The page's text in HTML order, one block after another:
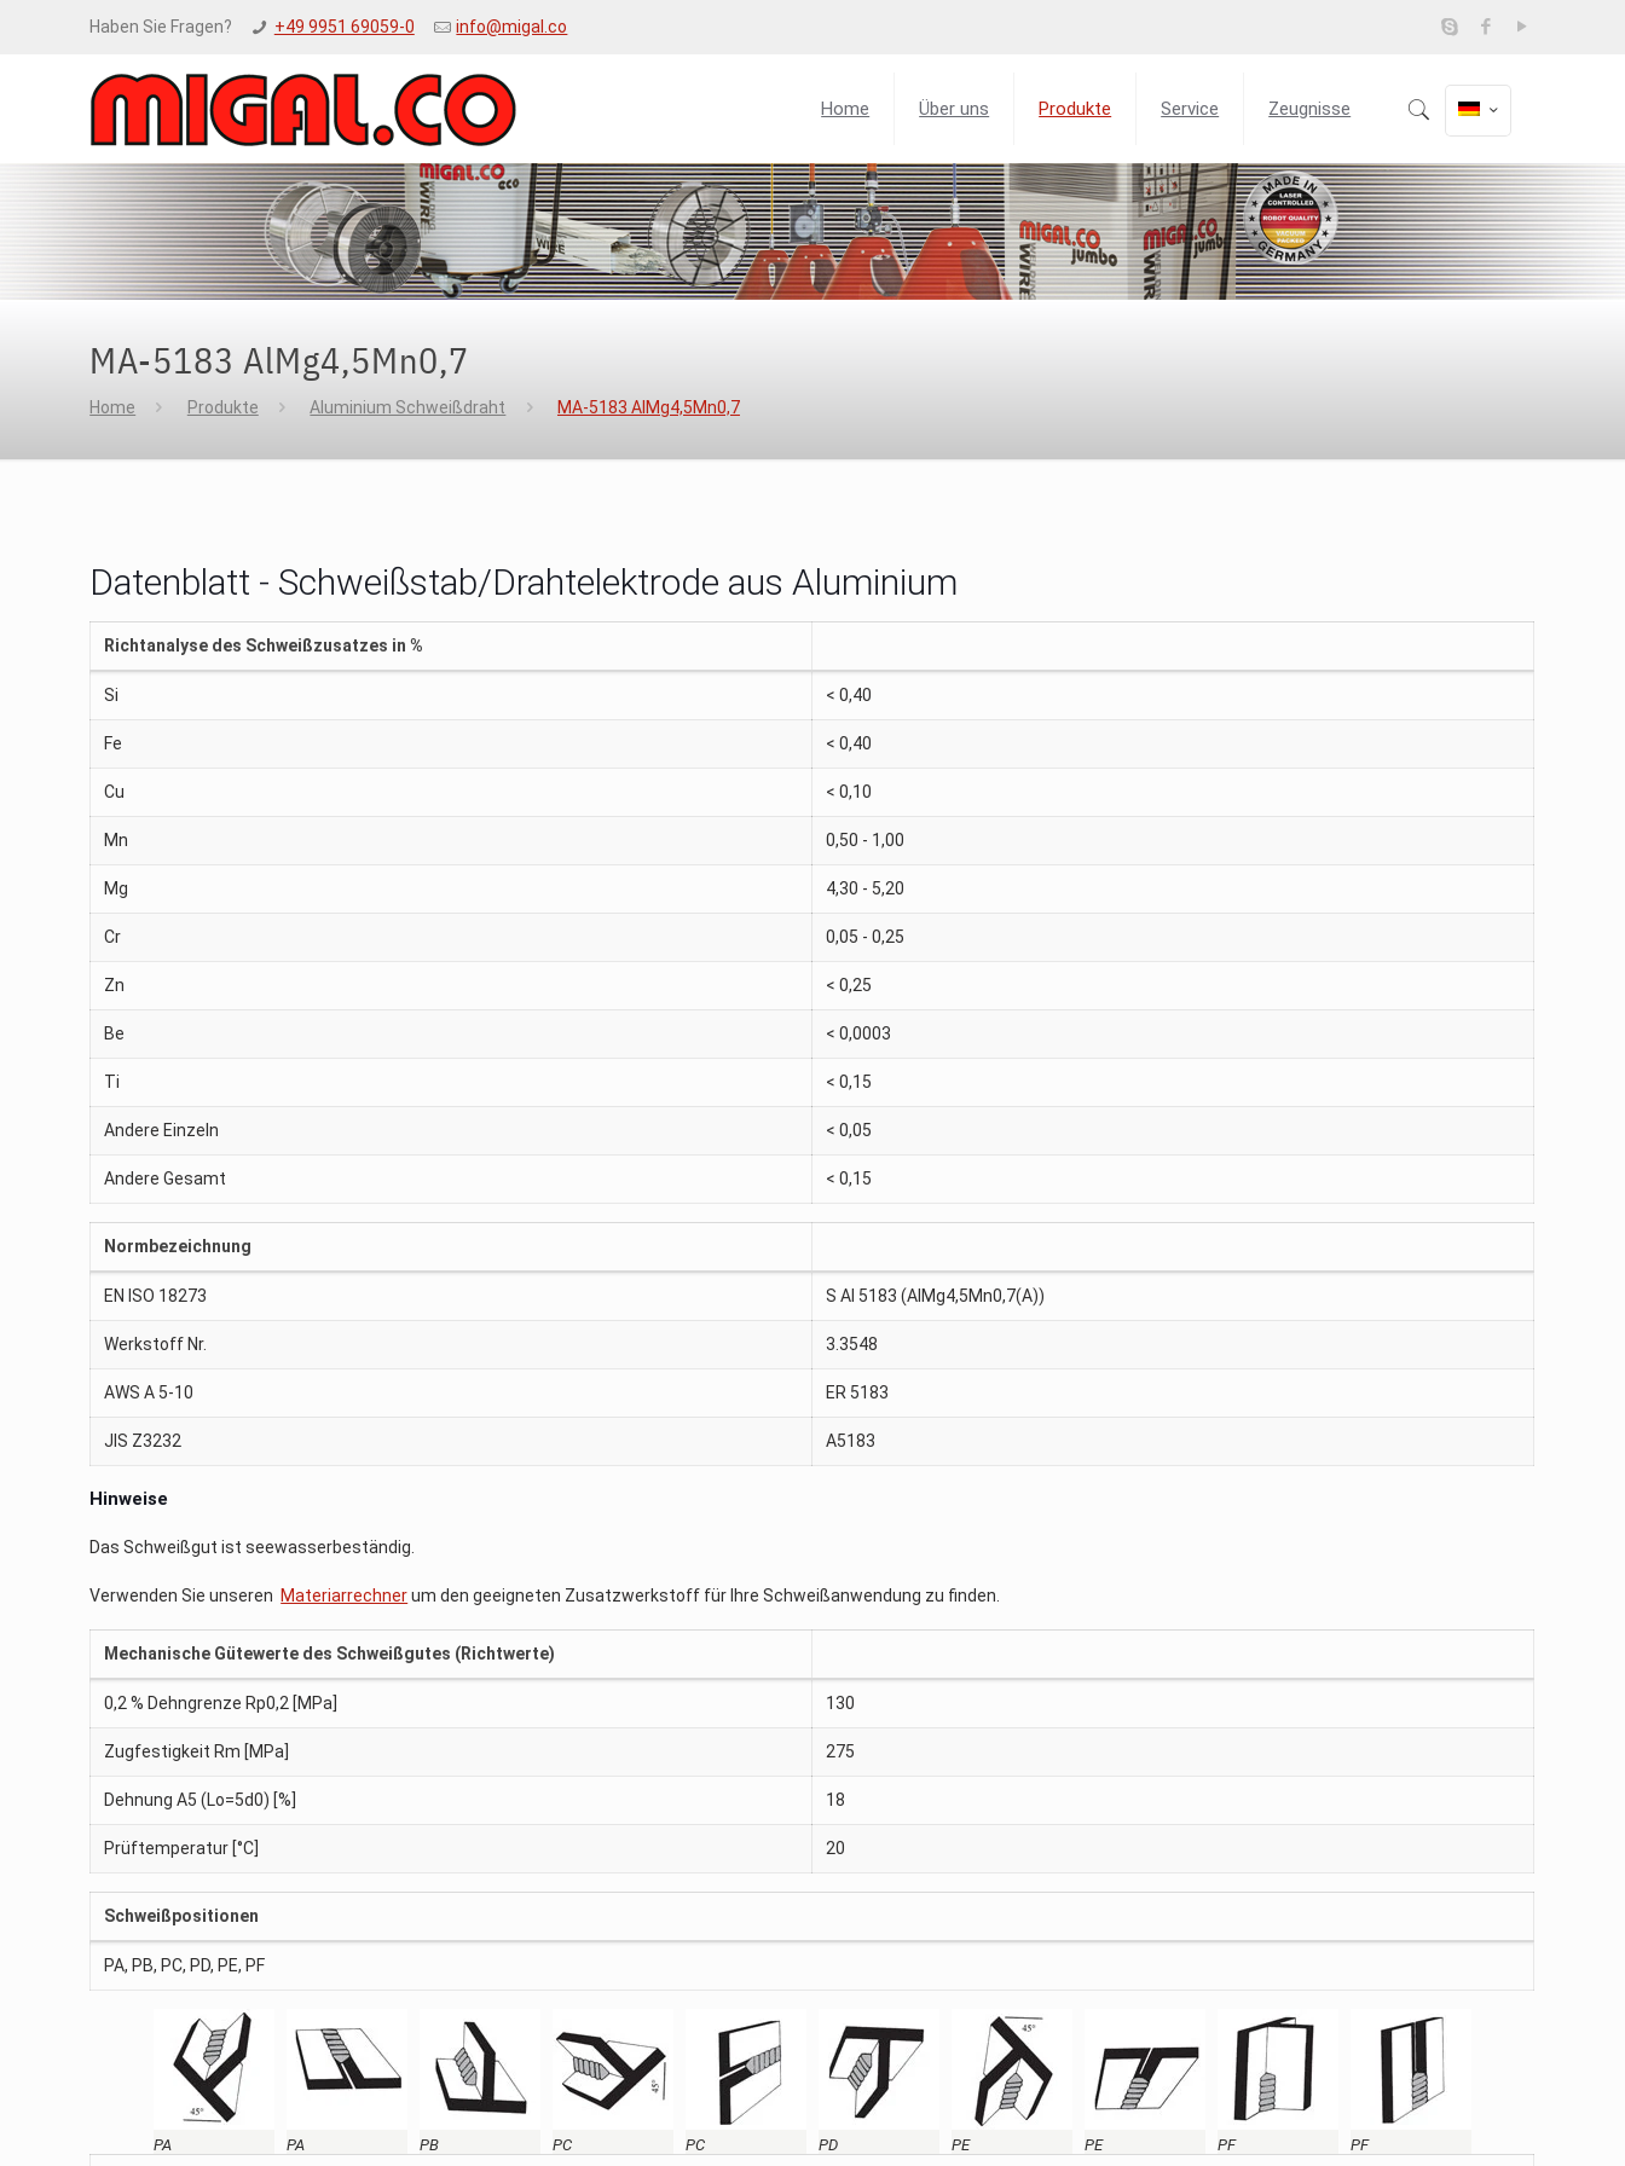
Haben Sie Fragen? +49 9951 69059-0 info@migal.co
Home Über uns Produkte Service Zeugnisse
MA-5183 AlMg4,5Mn0,7
Home Produkte Aluminium Schweißdraht MA-5183 AlMg4,5Mn0,7
Datenblatt - Schweißstab/Drahtelektrode aus Aluminium
Richtanalyse des Schweißzusatzes in %
Si < 0,40
Fe < 0,40
Cu < 0,10
Mn 0,50 - 1,00
Mg 4,30 - 5,20
Cr 0,05 - 0,25
Zn < 0,25
Be < 0,0003
Ti < 0,15
Andere Einzeln < 0,05
Andere Gesamt < 0,15
Normbezeichnung
EN ISO 18273 S Al 5183 (AlMg4,5Mn0,7(A))
Werkstoff Nr. 3.3548
AWS A 5-10 ER 5183
JIS Z3232 A5183
Hinweise
Das Schweißgut ist seewasserbeständig.
Verwenden Sie unseren Materiarrechnerum den geeigneten Zusatzwerkstoff für Ihre Schweißanwendung zu finden.
Mechanische Gütewerte des Schweißgutes (Richtwerte)
0,2 % Dehngrenze Rp0,2 [MPa] 130
Zugfestigkeit Rm [MPa] 275
Dehnung A5 (Lo=5d0) [%] 18
Prüftemperatur [°C] 20
Schweißpositionen
PA, PB, PC, PD, PE, PF
PA PA PB PC PC PD PE PE PF PF